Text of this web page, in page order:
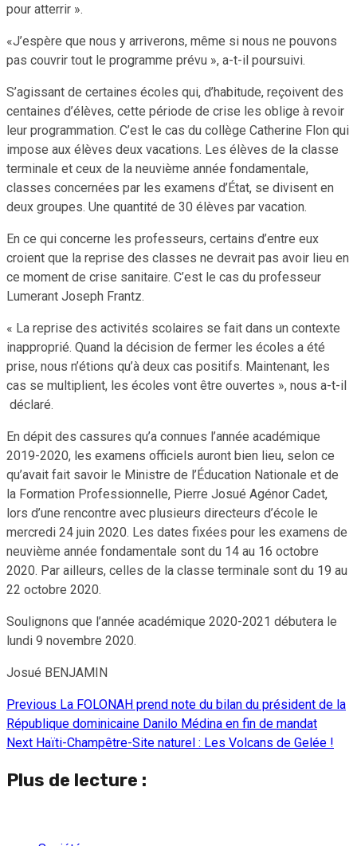
pour atterrir ».
«J’espère que nous y arriverons, même si nous ne pouvons
pas couvrir tout le programme prévu », a-t-il poursuivi.
S’agissant de certaines écoles qui, d’habitude, reçoivent des
centaines d’élèves, cette période de crise les oblige à revoir
leur programmation. C’est le cas du collège Catherine Flon qui
impose aux élèves deux vacations. Les élèves de la classe
terminale et ceux de la neuvième année fondamentale,
classes concernées par les examens d’État, se divisent en
deux groupes. Une quantité de 30 élèves par vacation.
En ce qui concerne les professeurs, certains d’entre eux
croient que la reprise des classes ne devrait pas avoir lieu en
ce moment de crise sanitaire. C’est le cas du professeur
Lumerant Joseph Frantz.
« La reprise des activités scolaires se fait dans un contexte
inapproprié. Quand la décision de fermer les écoles a été
prise, nous n’étions qu’à deux cas positifs. Maintenant, les
cas se multiplient, les écoles vont être ouvertes », nous a-t-il
déclaré.
En dépit des cassures qu’a connues l’année académique
2019-2020, les examens officiels auront bien lieu, selon ce
qu’avait fait savoir le Ministre de l’Éducation Nationale et de
la Formation Professionnelle, Pierre Josué Agénor Cadet,
lors d’une rencontre avec plusieurs directeurs d’école le
mercredi 24 juin 2020. Les dates fixées pour les examens de
neuvième année fondamentale sont du 14 au 16 octobre
2020. Par ailleurs, celles de la classe terminale sont du 19 au
22 octobre 2020.
Soulignons que l’année académique 2020-2021 débutera le
lundi 9 novembre 2020.
Josué BENJAMIN
Continue
Reading
Previous La FOLONAH prend note du bilan du président de la
République dominicaine Danilo Médina en fin de mandat
Next Haïti-Champêtre-Site naturel : Les Volcans de Gelée !
Plus de lecture :